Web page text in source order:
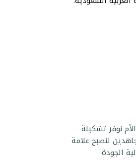
نوفر تشكيلة
لنصبح علامة
الجودة